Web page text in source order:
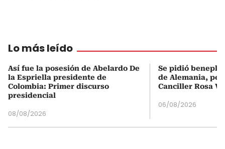
Lo más leído
Así fue la posesión de Abelardo De
la Espriella presidente de
Colombia: Primer discurso
presidencial
08/08/2026
Se pidió
de Alemania,
Canciller Rosa
06/08/2026